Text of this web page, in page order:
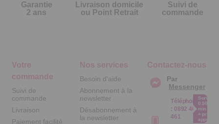
Garantie
2 ans
Livraison domicile
ou Point Retrait
Suivi de
commande
Votre
commande
Suivi de
commande
Livraison
Paiement facilité
Nos services
Besoin d'aide
Abonnement à la
newsletter
Désabonnement à
la newsletter
Contactez-nous
Par
Messenger
Téléphone
: 0892 461
461
Service
0.50€ /
min
+ prix
appel